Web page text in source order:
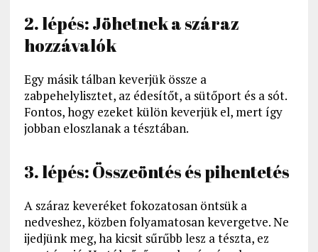
2. lépés: Jöhetnek a száraz
hozzávalók
Egy másik tálban keverjük össze a
zabpehelylisztet, az édesítőt, a sütőport és a sót.
Fontos, hogy ezeket külön keverjük el, mert így
jobban eloszlanak a tésztában.
3. lépés: Összeöntés és pihentetés
A száraz keveréket fokozatosan öntsük a
nedveshez, közben folyamatosan kevergetve. Ne
ijedjünk meg, ha kicsit sűrűbb lesz a tészta, ez